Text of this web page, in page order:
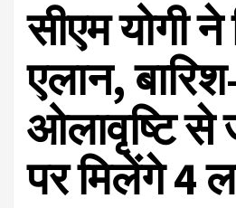
सीएम योगी ने
एलान,
ओलावृष्टि से
पर मिलेंगे 4